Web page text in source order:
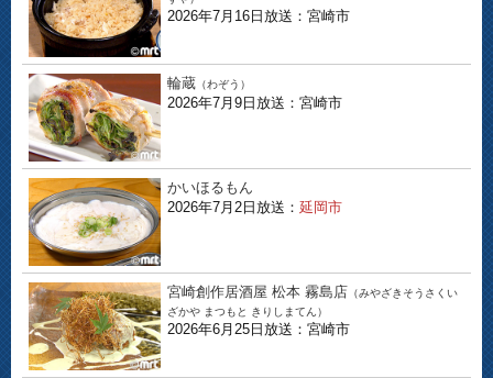
2026年7月16日放送：宮崎市
輪蔵 （わぞう）
2026年7月9日放送：宮崎市
かいほるもん
2026年7月2日放送： 延岡市
宮崎創作居酒屋 松本 霧島店 （みやざきそうさくい
ざかや まつもと きりしまてん）
2026年6月25日放送：宮崎市